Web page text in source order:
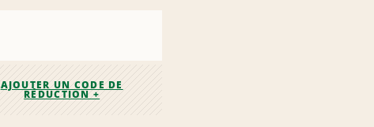
AJOUTER UN CODE DE
RÉDUCTION +